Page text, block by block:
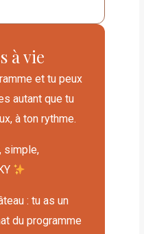
à vie
et tu peux
autant que tu
à ton rythme.
simple,
: tu as un
du programme